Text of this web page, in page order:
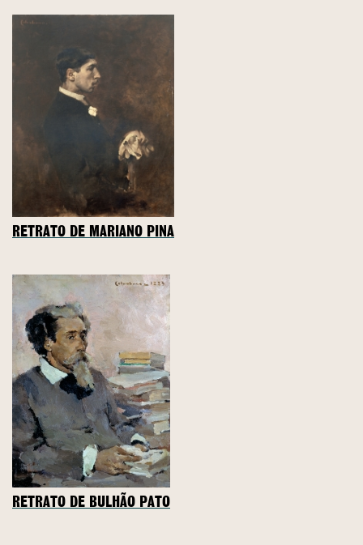
RETRATO DE MARIANO PINA
RETRATO DE BULHÃO PATO